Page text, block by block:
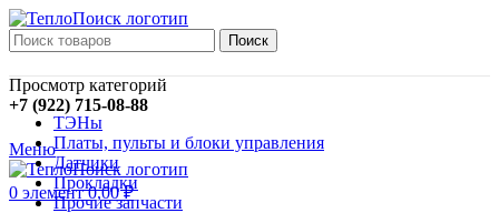
Поиск
+7 (922) 715-08-88
Меню
0 элемент 0,00₽
Просмотр категорий
ТЭНы
Платы, пульты и блоки управления
Датчики
Прокладки
Прочие запчасти